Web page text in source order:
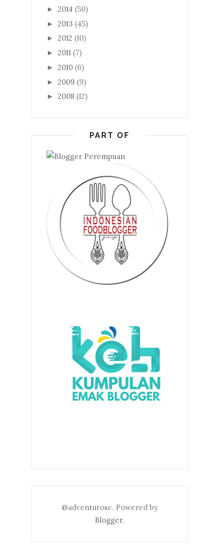
► 2014 (50)
► 2013 (45)
► 2012 (10)
► 2011 (7)
► 2010 (6)
► 2009 (9)
► 2008 (12)
PART OF
@adventurose. Powered by
Blogger.